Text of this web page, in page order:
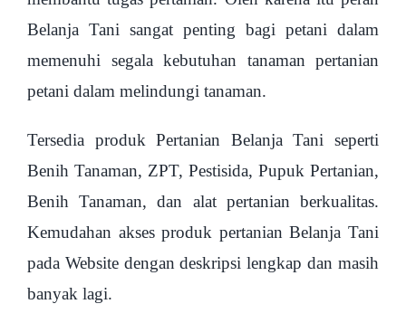
Belanja Tani sangat penting bagi petani dalam
memenuhi segala kebutuhan tanaman pertanian
petani dalam melindungi tanaman.
Tersedia produk Pertanian Belanja Tani seperti
Benih Tanaman, ZPT, Pestisida, Pupuk Pertanian,
Benih Tanaman, dan alat pertanian berkualitas.
Kemudahan akses produk pertanian Belanja Tani
pada Website dengan deskripsi lengkap dan masih
banyak lagi.